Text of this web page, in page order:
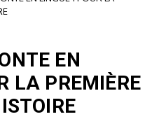
EN
LA PREMIÈRE